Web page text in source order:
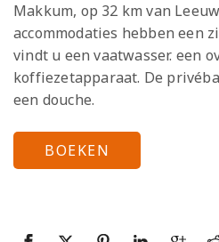
Makkum, op 32 km van
accommodaties hebben een
vindt u een vaatwasser. een
koffiezetapparaat. De
een douche.
BOEKEN